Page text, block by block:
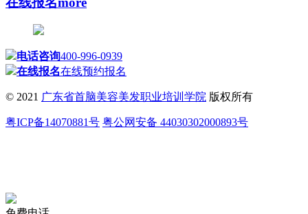
电话咨询400-996-0939
在线报名在线预约报名
© 2021 广东省首脑美容美发职业培训学院 版权所有
粤ICP备14070881号 粤公网安备 44030302000893号